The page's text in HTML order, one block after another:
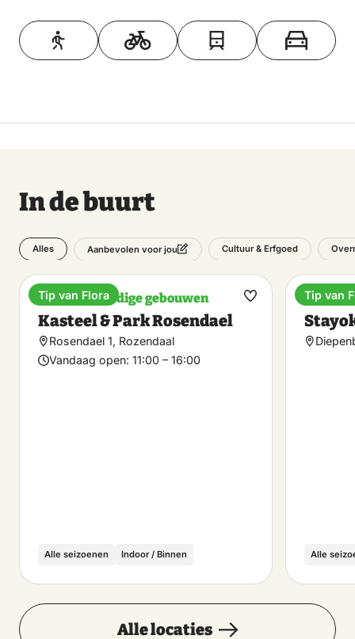
Toon op kaart
In de buurt
Alles Aanbevolen voor jou Cultuur & Erfgoed
Bezienswaardige gebouwen
Kasteel & Park Rosendael
Rosendael 1, Rozendaal
Vandaag open: 11:00 – 16:00
Alle seizoenen Indoor / Binnen
Tip van Flora
Maak
Hostel
Alle
Tip van
Alle locaties